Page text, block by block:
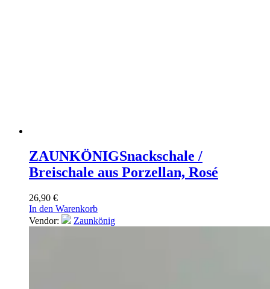
ZAUNKÖNIGSnackschale /
Breischale aus Porzellan, Rosé
26,90 €
In den Warenkorb
Vendor:
Zaunkönig